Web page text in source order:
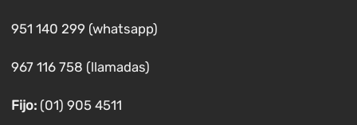
951 140 299 (whatsapp)
967 116 758 (llamadas)
Fijo:(01) 905 4511